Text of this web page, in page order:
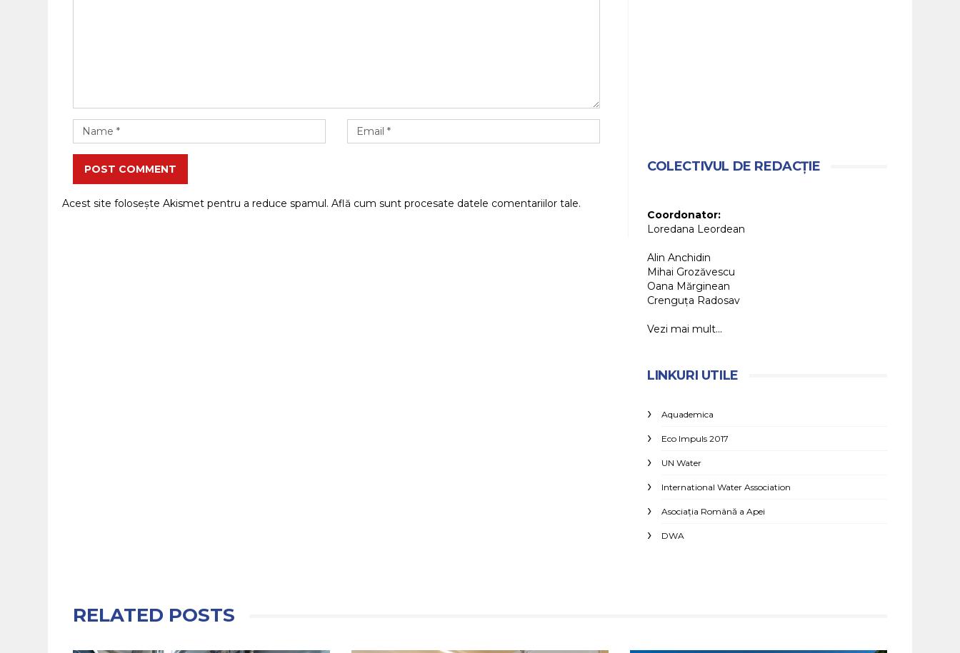
POST COMMENT
Acest site folosește Akismet pentru a reduce spamul. Află cum sunt procesate datele comentariilor tale.
COLECTIVUL DE REDACȚIE
Coordonator:
Loredana Leordean
Alin Anchidin
Mihai Grozăvescu
Oana Mărginean
Crenguța Radosav
Vezi mai mult...
LINKURI UTILE
Aquademica
Eco Impuls 2017
UN Water
International Water Association
Asociaţia Română a Apei
DWA
RELATED POSTS